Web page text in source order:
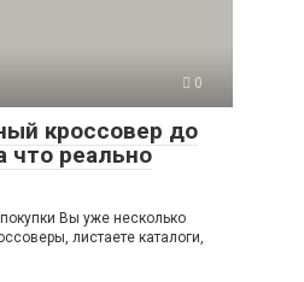
0
кроссовер до
что реально
Вы уже несколько
листаете каталоги,